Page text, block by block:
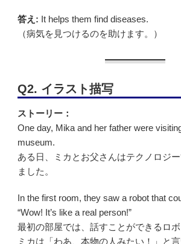
答え: It helps them find diseases.
（病気を見つけるのを助けます。）
Q2. イラスト描写
ストーリー：
One day, Mika and her father were
museum.
ある日、ミカとお父さんはテクノロジ
ました。
In the first room, they saw a robot that
“Wow! It’s like a real person!”
最初の部屋では、話すことができるロボ
ミカは「わあ、本物の人みたい！」と言